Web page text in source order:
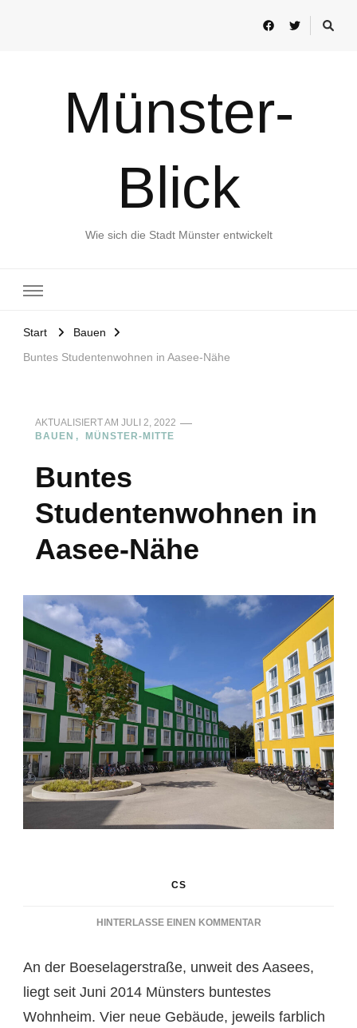
Münster-
Blick
Wie sich die Stadt Münster entwickelt
Start
Bauen
Buntes Studentenwohnen in Aasee-Nähe
AKTUALISIERT AM JULI 2, 2022
BAUEN
MÜNSTER-MITTE
Buntes
Studentenwohnen in
Aasee-Nähe
CS
HINTERLASSE EINEN KOMMENTARZU
IN
AASEE-
An der Boeselagerstraße, unweit des Aasees,
liegt seit Juni 2014 Münsters buntestes
Wohnheim. Vier neue Gebäude, jeweils farblich